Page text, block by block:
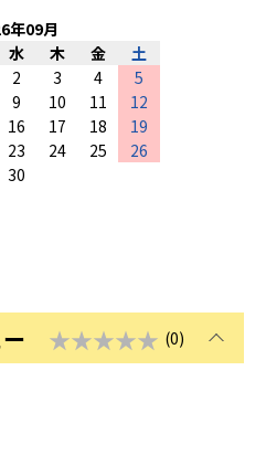
年09月
水 木 金
土
2 3 4
5
9 10 11
12
16 17 18
19
23 24 25
26
30
★★★★★ (0)